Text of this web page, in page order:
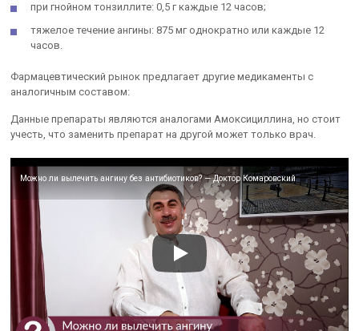
при гнойном тонзиллите: 0,5 г каждые 12 часов;
тяжелое течение ангины: 875 мг однократно или каждые 12
часов.
Фармацевтический рынок предлагает другие медикаменты с
аналогичным составом:
Данные препараты являются аналогами Амоксициллина, но стоит
учесть, что заменить препарат на другой может только врач.
Можно ли вылечить ангину без антибиотиков? — Доктор Комаровский